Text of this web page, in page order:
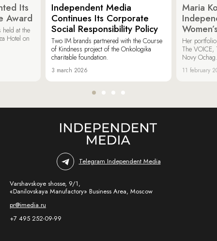
Its
Award
held at the
Hotel on
Independent Media
Continues Its Corporate
Social Responsibility Policy
Two IM brands partnered with the Course
of Kindness project of the Onkologika
charitable foundation.
3 march 2026
Maria
Her
The VOICE,
Novy Ochag.
11 february
Telegram Independent Media
Varshavskoye shosse, 9/1,
«Danilovskaya Manufactory» Business Area, Moscow
pr@imedia.ru
+7 495 252-09-99